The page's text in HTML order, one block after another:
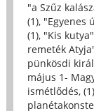
"a Szűz
(1), "Egyenes
(1), "Kis
remeték
pünkösdi
május 1-
ismétlődés, (1)